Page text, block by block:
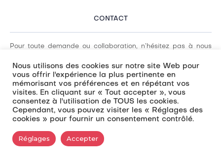
CONTACT
Pour toute demande ou collaboration, n’hésitez pas à nous
en sites web, e-commerce, enseignes, audiovisuel et textiles,
nous sommes à votre écoute pour répondre à vos besoins.
© SITI RECHERCHE CGV – MENTIONS LÉGALES
Nous utilisons des cookies sur notre site Web pour
vous offrir l'expérience la plus pertinente en
mémorisant vos préférences et en répétant vos
visites. En cliquant sur « Tout accepter », vous
consentez à l'utilisation de TOUS les cookies.
Cependant, vous pouvez visiter les « Réglages des
cookies » pour fournir un consentement contrôlé.
Réglages Accepter